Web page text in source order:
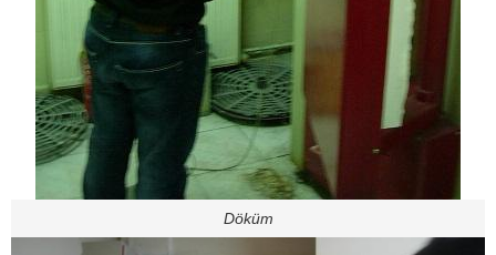
Döküm